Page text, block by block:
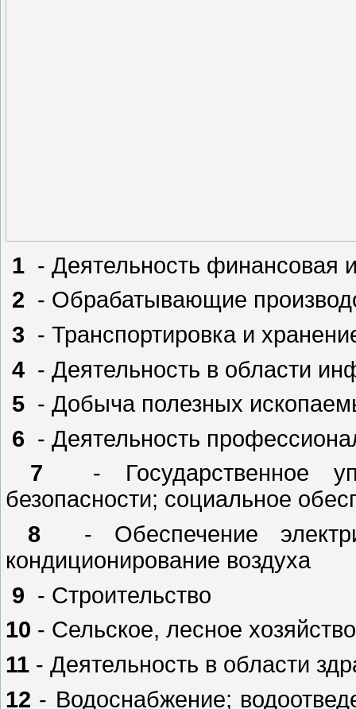
1 - Деятельность финансовая
2 - Обрабатывающие
3 - Транспортировка и
4 - Деятельность в области
5 - Добыча полезных
6 - Деятельность
7 - Государственное
безопасности; социальное
8
- Обеспечение
кондиционирование воздуха
9 - Строительство
10 - Сельское, лесное
11 - Деятельность в области
12 - Водоснабжение;